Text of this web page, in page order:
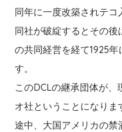
同年に一度改築されテコ
同社が破綻するとその後
の共同経営を経て1925
す。
このDCLの継承団体が
オ社ということになりま
途中、大国アメリカの禁